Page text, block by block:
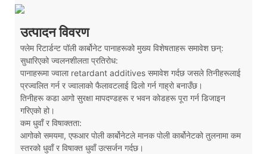
उत्पादन विवरण
फ्लेम रिटार्डन्ट पॉली कार्बोनेट पानाहरूको मुख्य विशेषताहरू समावेश छन्:
सुधारिएको ज्वलनशीलता प्रतिरोध:
पानाहरूमा ज्वाला retardant additives समावेश गर्दछ जसले तिनीहरूलाई
प्रज्वलित गर्न र ज्वालाको फैलावटलाई ढिलो गर्न गाह्रो बनाउँछ।
तिनीहरू कडा आगो सुरक्षा मापदण्डहरू र भवन कोडहरू पूरा गर्न डिजाइन
गरिएको हो।
कम धुवाँ र विषाक्तता:
आगोको समयमा, एफआर पोली कार्बोनेटले मानक पोली कार्बोनेटको तुलनामा कम
स्तरको धुवाँ र विषाक्त धुवाँ उत्सर्जन गर्दछ।